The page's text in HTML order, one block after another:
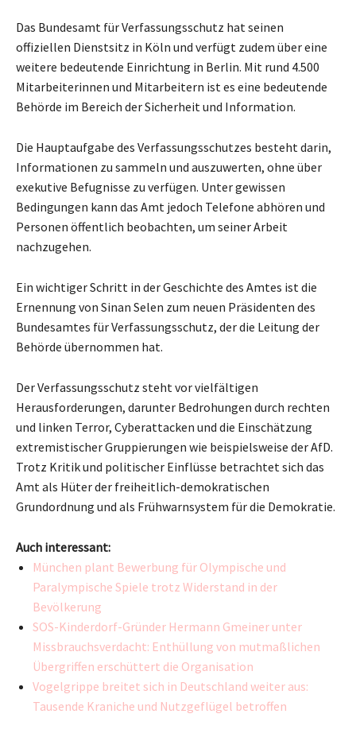
Das Bundesamt für Verfassungsschutz hat seinen
offiziellen Dienstsitz in Köln und verfügt zudem über eine
weitere bedeutende Einrichtung in Berlin. Mit rund 4.500
Mitarbeiterinnen und Mitarbeitern ist es eine bedeutende
Behörde im Bereich der Sicherheit und Information.
Die Hauptaufgabe des Verfassungsschutzes besteht darin,
Informationen zu sammeln und auszuwerten, ohne über
exekutive Befugnisse zu verfügen. Unter gewissen
Bedingungen kann das Amt jedoch Telefone abhören und
Personen öffentlich beobachten, um seiner Arbeit
nachzugehen.
Ein wichtiger Schritt in der Geschichte des Amtes ist die
Ernennung von Sinan Selen zum neuen Präsidenten des
Bundesamtes für Verfassungsschutz, der die Leitung der
Behörde übernommen hat.
Der Verfassungsschutz steht vor vielfältigen
Herausforderungen, darunter Bedrohungen durch rechten
und linken Terror, Cyberattacken und die Einschätzung
extremistischer Gruppierungen wie beispielsweise der AfD.
Trotz Kritik und politischer Einflüsse betrachtet sich das
Amt als Hüter der freiheitlich-demokratischen
Grundordnung und als Frühwarnsystem für die Demokratie.
Auch interessant:
München plant Bewerbung für Olympische und
Paralympische Spiele trotz Widerstand in der
Bevölkerung
SOS-Kinderdorf-Gründer Hermann Gmeiner unter
Missbrauchsverdacht: Enthüllung von mutmaßlichen
Übergriffen erschüttert die Organisation
Vogelgrippe breitet sich in Deutschland weiter aus:
Tausende Kraniche und Nutzgeflügel betroffen